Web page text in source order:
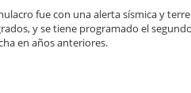
fue con una alerta sísmica y
y se tiene programado el
en años anteriores.